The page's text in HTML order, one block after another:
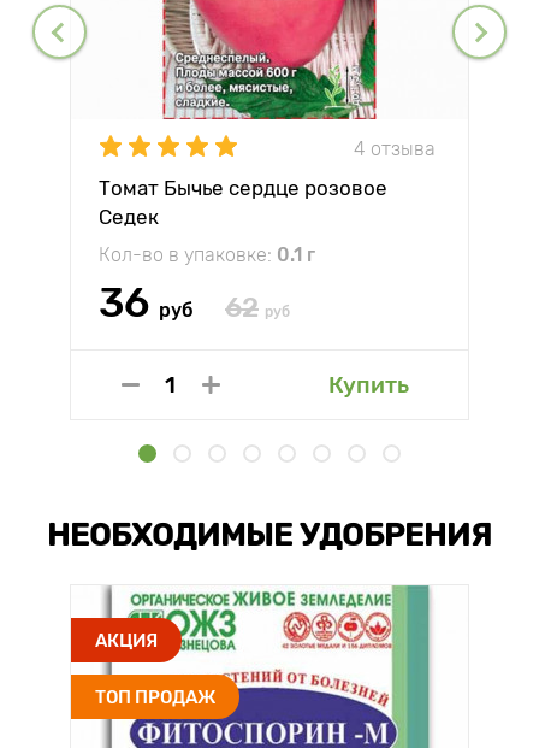
4 отзыва
Томат Бычье сердце розовое
Седек
Кол-во в упаковке: 0.1 г
36 руб 62 руб
Купить
НЕОБХОДИМЫЕ УДОБРЕНИЯ
АКЦИЯ
ТОП ПРОДАЖ